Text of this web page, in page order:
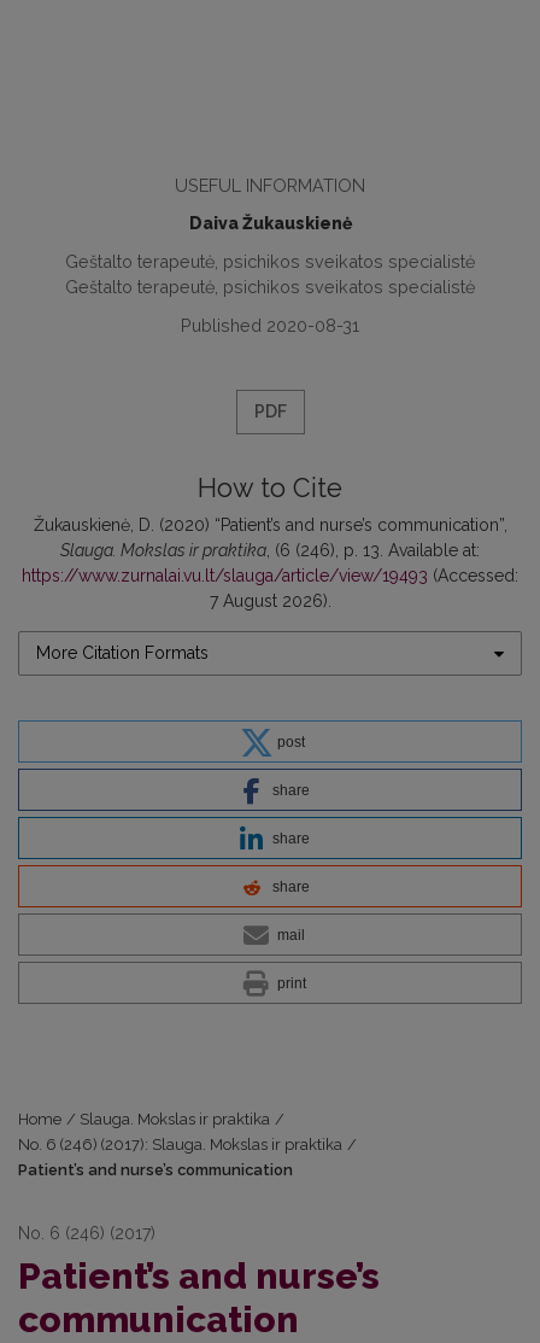
USEFUL INFORMATION
Daiva Žukauskienė
Geštalto terapeutė, psichikos sveikatos specialistė
Geštalto terapeutė, psichikos sveikatos specialistė
Published 2020-08-31
PDF
How to Cite
Žukauskienė, D. (2020) “Patient’s and nurse’s communication”,
Slauga. Mokslas ir praktika, (6 (246), p. 13. Available at:
https://www.zurnalai.vu.lt/slauga/article/view/19493 (Accessed:
7 August 2026).
More Citation Formats
post
share
share
share
mail
print
Home / Slauga. Mokslas ir praktika /
No. 6 (246) (2017): Slauga. Mokslas ir praktika /
Patient’s and nurse’s communication
No. 6 (246) (2017)
Patient’s and nurse’s
communication